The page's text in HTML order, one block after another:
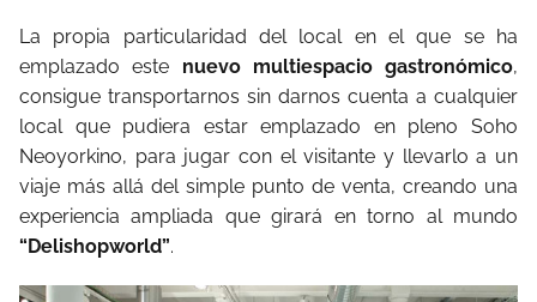
La propia particularidad del local en el que se ha
emplazado este nuevo multiespacio gastronómico,
consigue transportarnos sin darnos cuenta a cualquier
local que pudiera estar emplazado en pleno Soho
Neoyorkino, para jugar con el visitante y llevarlo a un
viaje más allá del simple punto de venta, creando una
experiencia ampliada que girará en torno al mundo
“Delishopworld”.